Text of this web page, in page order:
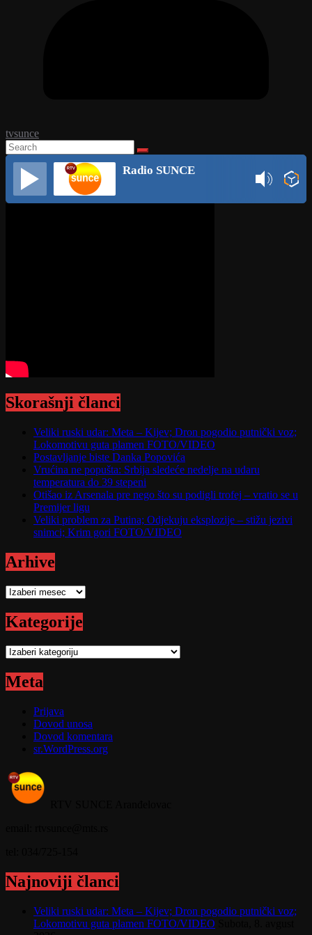
tvsunce
Radio SUNCE
Skorašnji članci
Veliki ruski udar: Meta – Kijev; Dron pogodio putnički voz;
Lokomotivu guta plamen FOTO/VIDEO
Postavljanje biste Danka Popovića
Vrućina ne popušta: Srbija sledeće nedelje na udaru
temperatura do 39 stepeni
Otišao iz Arsenala pre nego što su podigli trofej – vratio se u
Premijer ligu
Veliki problem za Putina; Odjekuju eksplozije – stižu jezivi
snimci; Krim gori FOTO/VIDEO
Arhive
Arhive
Kategorije
Kategorije
Meta
Prijava
Dovod unosa
Dovod komentara
sr.WordPress.org
Najnoviji članci
Veliki ruski udar: Meta – Kijev; Dron pogodio putnički voz;
Lokomotivu guta plamen FOTO/VIDEO